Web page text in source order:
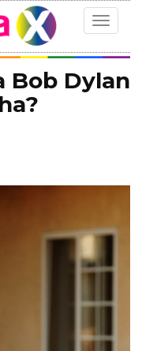
Toggle
Bob Dylan